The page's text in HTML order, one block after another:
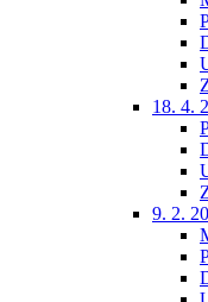
18. 4.
9. 2.